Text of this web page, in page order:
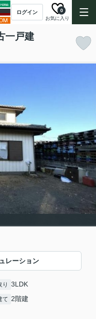
ログイン
お気に入り
0
一戸建
レーション
り 3LDK
て 2階建